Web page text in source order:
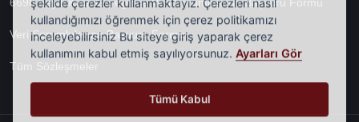
Veri Sorumlularına Başvuru Formu
Tüm Sözleşmeler
kullandığımızı öğrenmek için çerez politikamızı
inceleyebilirsiniz Bu siteye giriş yaparak çerez
kullanımını kabul etmiş sayılıyorsunuz. Ayarları Gör
Tümü Kabul